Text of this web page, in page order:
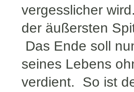
vergesslicher
der äußersten
Das Ende soll
seines Lebens
verdient. So ist